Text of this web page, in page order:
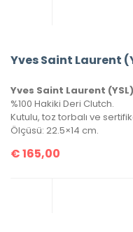
Yves Saint Laurent
Yves Saint Laurent
%100 Hakiki Deri Clutch.
Kutulu, toz torbalı ve
Ölçüsü: 22.5×14 cm.
€165,00